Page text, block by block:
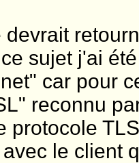
devrait
sujet j'ai
car pour
reconnu
protocole
le client